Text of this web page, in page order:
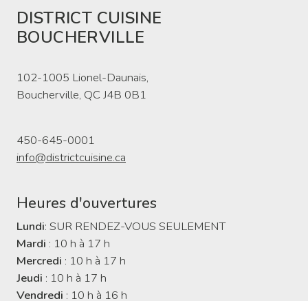
DISTRICT CUISINE
BOUCHERVILLE
102-1005 Lionel-Daunais,
Boucherville, QC J4B 0B1
450-645-0001
info@districtcuisine.ca
Heures d'ouvertures
Lundi: SUR RENDEZ-VOUS SEULEMENT
Mardi : 10 h à 17 h
Mercredi : 10 h à 17 h
Jeudi : 10 h à 17 h
Vendredi : 10 h à 16 h